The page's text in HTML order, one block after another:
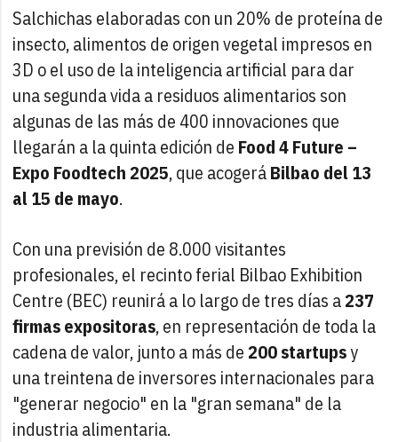
Salchichas elaboradas con un 20% de proteína de
insecto, alimentos de origen vegetal impresos en
3D o el uso de la inteligencia artificial para dar
una segunda vida a residuos alimentarios son
algunas de las más de 400 innovaciones que
llegarán a la quinta edición de Food 4 Future –
Expo Foodtech 2025, que acogeráBilbao del 13
al 15 de mayo.
Con una previsión de 8.000 visitantes
profesionales, el recinto ferial Bilbao Exhibition
Centre (BEC) reunirá a lo largo de tres días a237
firmas expositoras, en representación de toda la
cadena de valor, junto a más de200 startupsy
una treintena de inversores internacionales para
"generar negocio" en la "gran semana" de la
industria alimentaria.